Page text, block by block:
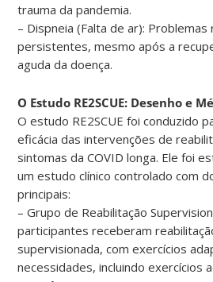
trauma da pandemia.
– Dispneia (Falta de ar):
persistentes, mesmo após a
aguda da doença.
O Estudo RE2SCUE: Desenho e
O estudo RE2SCUE foi conduzido
eficácia das intervenções de
sintomas da COVID longa. Ele foi
um estudo clínico controlado com
principais:
– Grupo de Reabilitação
participantes receberam
supervisionada, com exercícios
necessidades, incluindo exercícios